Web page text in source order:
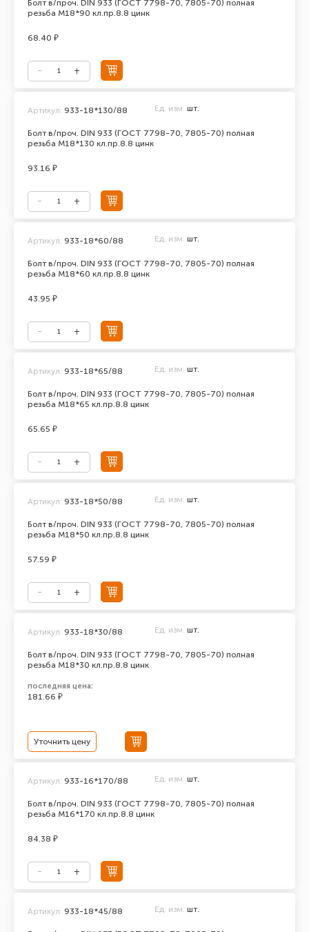
Болт в/проч. DIN 933 (ГОСТ 7798-70, 7805-70) полная
резьба М18*90 кл.пр.8.8 цинк
68.40 ₽
Болт в/проч. DIN 933 (ГОСТ 7798-70, 7805-70) полная
резьба М18*130 кл.пр.8.8 цинк
Артикул: 933-18*130/88 Ед. изм. шт.
93.16 ₽
Болт в/проч. DIN 933 (ГОСТ 7798-70, 7805-70) полная
резьба М18*60 кл.пр.8.8 цинк
Артикул: 933-18*60/88 Ед. изм. шт.
43.95 ₽
Болт в/проч. DIN 933 (ГОСТ 7798-70, 7805-70) полная
резьба М18*65 кл.пр.8.8 цинк
Артикул: 933-18*65/88 Ед. изм. шт.
65.65 ₽
Болт в/проч. DIN 933 (ГОСТ 7798-70, 7805-70) полная
резьба М18*50 кл.пр.8.8 цинк
Артикул: 933-18*50/88 Ед. изм. шт.
57.59 ₽
Болт в/проч. DIN 933 (ГОСТ 7798-70, 7805-70) полная
резьба М18*30 кл.пр.8.8 цинк
Артикул: 933-18*30/88 Ед. изм. шт.
последняя цена:
181.66 ₽
Уточнить цену
Болт в/проч. DIN 933 (ГОСТ 7798-70, 7805-70) полная
резьба М16*170 кл.пр.8.8 цинк
Артикул: 933-16*170/88 Ед. изм. шт.
84.38 ₽
Артикул: 933-18*45/88 Ед. изм. шт.